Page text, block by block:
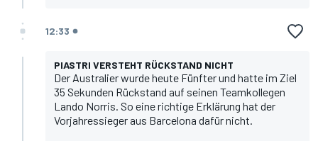
12:33
PIASTRI VERSTEHT RÜCKSTAND NICHT
Der Australier wurde heute Fünfter und hatte im Ziel
35 Sekunden Rückstand auf seinen Teamkollegen
Lando Norris. So eine richtige Erklärung hat der
Vorjahressieger aus Barcelona dafür nicht.